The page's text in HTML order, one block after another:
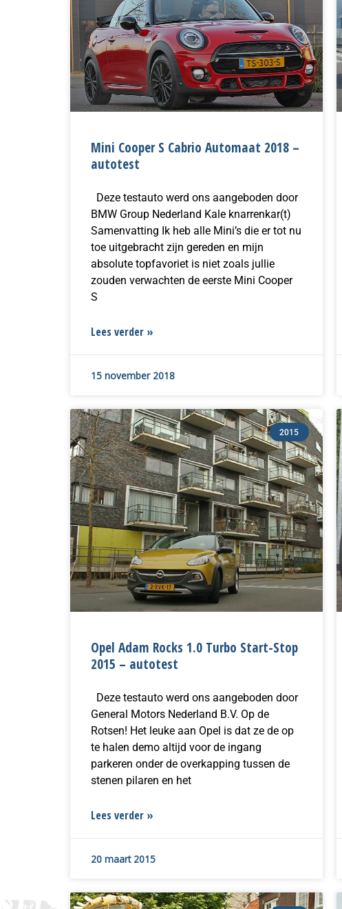
Mini Cooper S Cabrio Automaat 2018 –
autotest
Deze testauto werd ons aangeboden door
BMW Group Nederland Kale knarrenkar(t)
Samenvatting Ik heb alle Mini’s die er tot nu
toe uitgebracht zijn gereden en mijn
absolute topfavoriet is niet zoals jullie
zouden verwachten de eerste Mini Cooper
S
Lees verder »
15 november 2018
2015
Opel Adam Rocks 1.0 Turbo Start-Stop
2015 – autotest
Deze testauto werd ons aangeboden door
General Motors Nederland B.V. Op de
Rotsen! Het leuke aan Opel is dat ze de op
te halen demo altijd voor de ingang
parkeren onder de overkapping tussen de
stenen pilaren en het
Lees verder »
20 maart 2015